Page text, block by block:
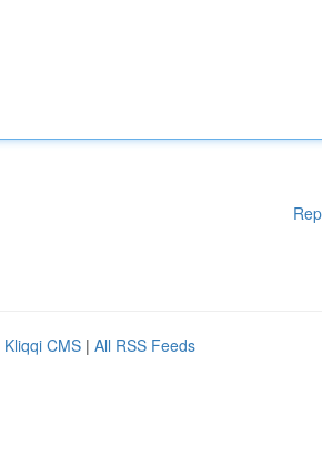
Kliqqi CMS | All RSS Feeds